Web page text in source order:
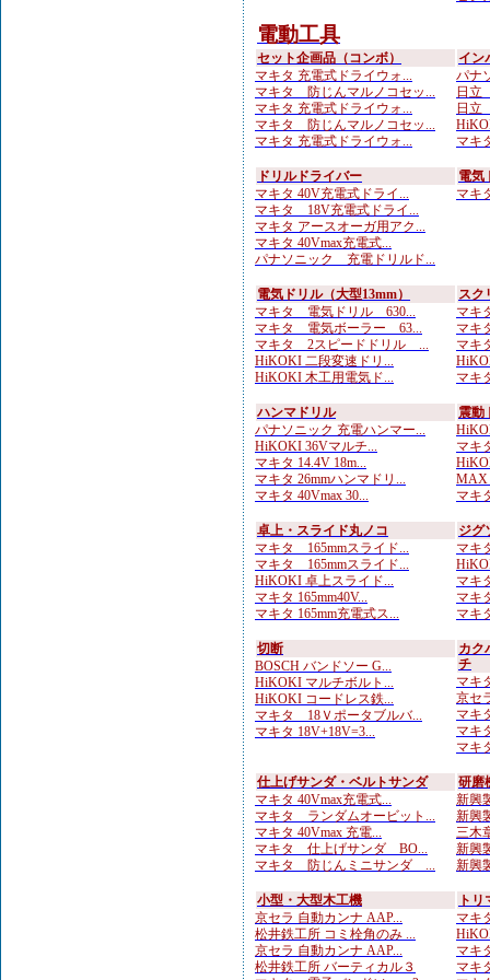
電動工具
セット企画品（コンボ）
マキタ 充電式ドライウォ...
マキタ 防じんマルノコセッ...
マキタ 充電式ドライウォ...
マキタ 防じんマルノコセッ...
マキタ 充電式ドライウォ...
イン
パナ
日立
日立
マキ
ドリルドライバー
マキタ 40V充電式ドライ...
マキタ 18V充電式ドライ...
マキタ アースオーガ用アク...
マキタ 40Vmax充電式...
パナソニック 充電ドリルド...
電気
マキ
電気ドリル（大型13mm）
マキタ 電気ドリル 630...
マキタ 電気ボーラー 63...
マキタ 2スピードドリル ...
HiKOKI 二段変速ドリ...
HiKOKI 木工用電気ド...
スク
マキ
マキ
マキ
マキ
ハンマドリル
パナソニック 充電ハンマー...
HiKOKI 36Vマルチ...
マキタ 14.4V 18m...
マキタ 26mmハンマドリ...
マキタ 40Vmax 30...
震動
マキ
MAX
マキ
卓上・スライド丸ノコ
マキタ 165mmスライド...
マキタ 165mmスライド...
HiKOKI 卓上スライド...
マキタ 165mm40V...
マキタ 165mm充電式ス...
ジグ
マキ
マキ
マキ
マキ
切断
BOSCH バンドソー G...
HiKOKI マルチボルト...
HiKOKI コードレス鉄...
マキタ 18Ｖポータブルバ...
マキタ 18V+18V=3...
カク
チ
マキ
京セ
マキ
マキ
マキ
仕上げサンダ・ベルトサンダ
マキタ 40Vmax充電式...
マキタ ランダムオービット...
マキタ 40Vmax 充電...
マキタ 仕上げサンダ BO...
マキタ 防じんミニサンダ ...
研磨
新興
新興
三木
新興
新興
小型・大型木工機
京セラ 自動カンナ AAP...
松井鉄工所 コミ栓角のみ ...
京セラ 自動カンナ AAP...
松井鉄工所 バーティカル３
ト
マキ
マキ
マキ